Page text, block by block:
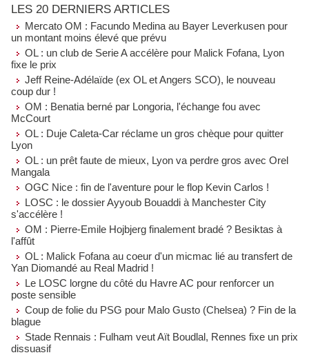
LES 20 DERNIERS ARTICLES
Mercato OM : Facundo Medina au Bayer Leverkusen pour
un montant moins élevé que prévu
OL : un club de Serie A accélère pour Malick Fofana, Lyon
fixe le prix
Jeff Reine-Adélaïde (ex OL et Angers SCO), le nouveau
coup dur !
OM : Benatia berné par Longoria, l'échange fou avec
McCourt
OL : Duje Caleta-Car réclame un gros chèque pour quitter
Lyon
OL : un prêt faute de mieux, Lyon va perdre gros avec Orel
Mangala
OGC Nice : fin de l'aventure pour le flop Kevin Carlos !
LOSC : le dossier Ayyoub Bouaddi à Manchester City
s'accélère !
OM : Pierre-Emile Hojbjerg finalement bradé ? Besiktas à
l'affût
OL : Malick Fofana au coeur d'un micmac lié au transfert de
Yan Diomandé au Real Madrid !
Le LOSC lorgne du côté du Havre AC pour renforcer un
poste sensible
Coup de folie du PSG pour Malo Gusto (Chelsea) ? Fin de la
blague
Stade Rennais : Fulham veut Aït Boudlal, Rennes fixe un prix
dissuasif